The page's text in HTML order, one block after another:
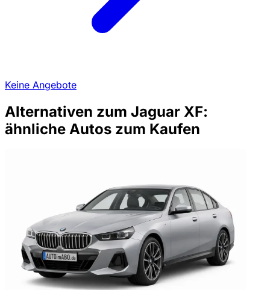
Keine Angebote
Alternativen zum Jaguar XF:
ähnliche Autos zum Kaufen